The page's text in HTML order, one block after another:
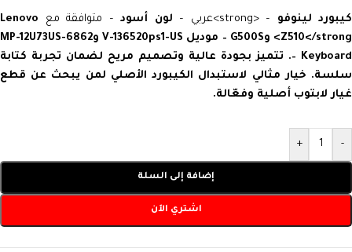
كيبورد لينوفو – <strong>عربي – لون أسود– متوافقة مع Lenovo
Z510</strong> و
G500S
– موديل V-136520ps1-US وMP-12U73US-6862
– Keyboard
. تتميز بجودة عالية وتصميم مريح لضمان تجربة كتابة
سلسة. خيار مثالي لاستبدال الكيبورد الأصلي لمن يبحث عن قطع
غيار لابتوب أصلية وفعّالة.
-
+
إضافة إلى السلة
اشتري الآن